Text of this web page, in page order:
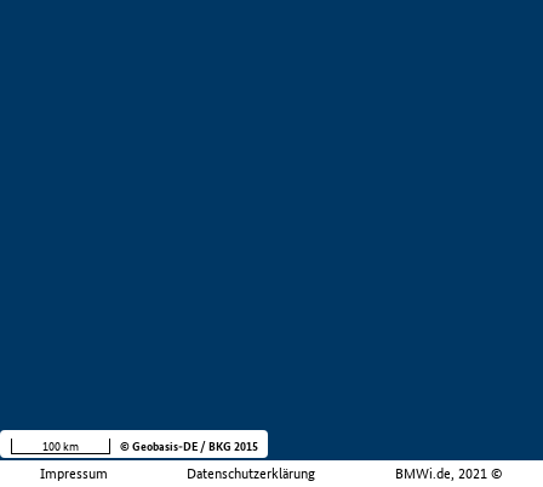
Impressum Datenschutzerklärung BMWi.de, 2021 ©
100 km © Geobasis-DE / BKG 2015